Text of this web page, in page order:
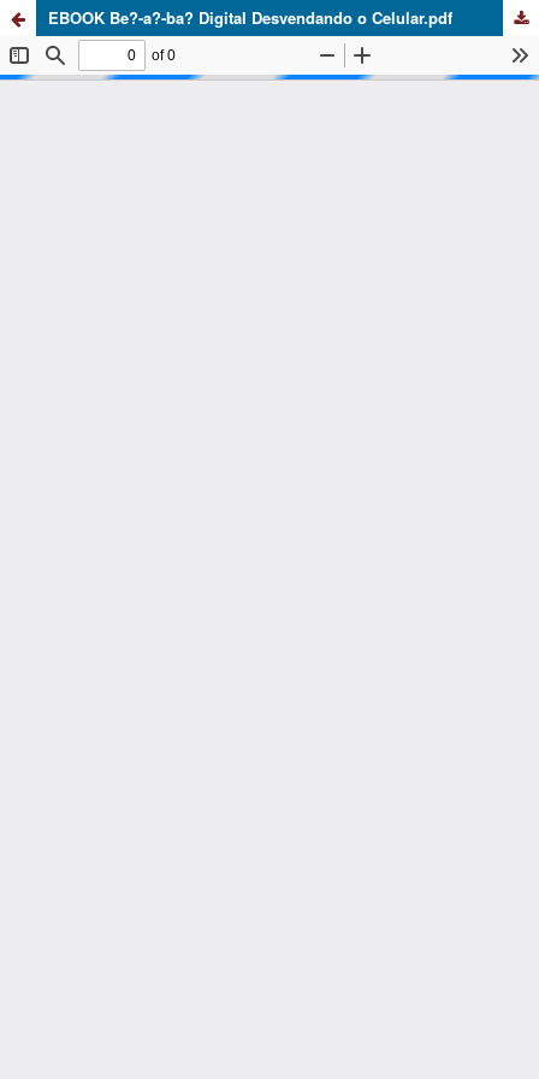
EBOOK Be?-a?-ba? Digital Desvendando o Celular.pdf